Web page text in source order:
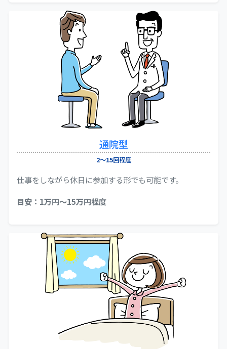
通院型
2～15回程度
仕事をしながら休日に参加する形でも可能です。
目安：1万円〜15万円程度